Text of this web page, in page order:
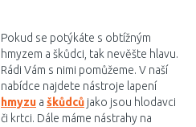
Pokud se potýkáte s obtížným
hmyzem a škůdci, tak nevěšte hlavu.
Rádi Vám s nimi pomůžeme. V naší
nabídce najdete nástroje lapení
hmyzu a škůdců jako jsou hlodavci
či krtci. Dále máme nástrahy na